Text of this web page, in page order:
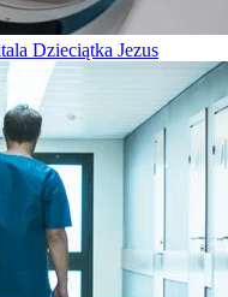
Dzieciątka Jezus